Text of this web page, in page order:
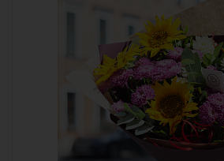
георгины, подсолнух
хризантема кустовая,
дизайнерская упаковка